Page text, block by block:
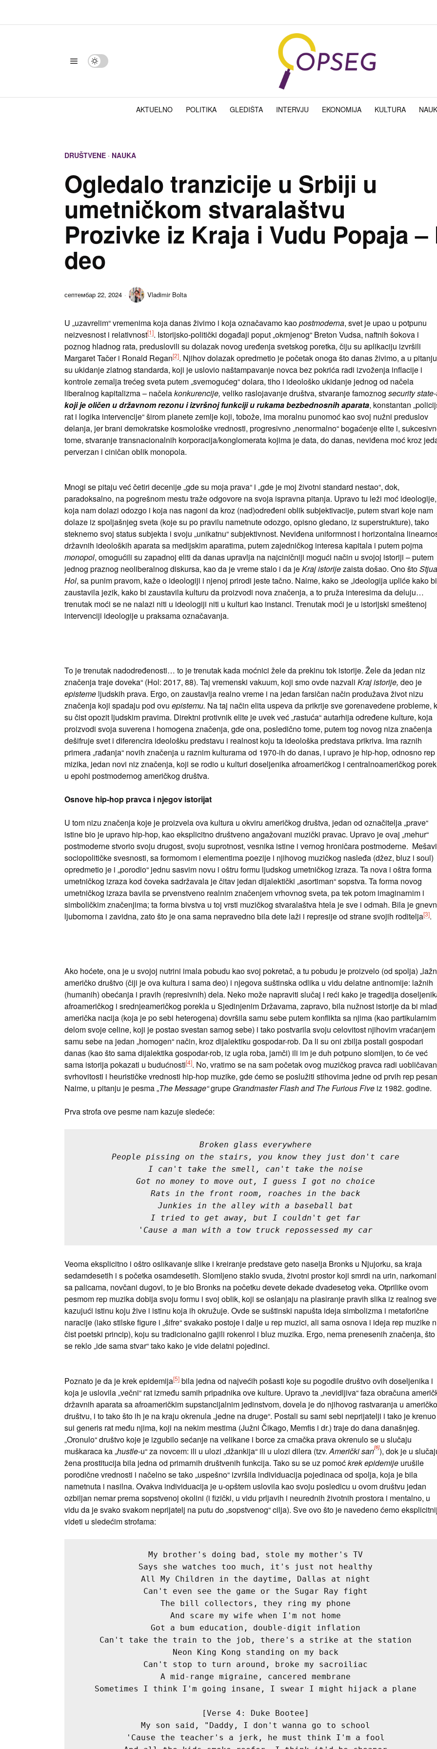
AKTUELNO POLITIKA GLEDIŠTA INTERVJU EKONOMIJA KULTURA
DRUŠTVENE · NAUKA
Ogledalo tranzicije u Srbiji u
umetničkom stvaralaštvu
Prozivke iz Kraja i Vudu Popaja –
deo
септембар 22, 2024 Vladimir Bolta
U „uzavrelim“ vremenima koja danas živimo i koja označavamo kaopostmoderna, svet je upao u potpunu
neizvesnost i relativnost[1]. Istorijsko-politički događaji poput „okrnjenog“ Breton Vudsa, naftnih šokova i
poznog hladnog rata, preduslovili su dolazak novog uređenja svetskog poretka, čiju su aplikaciju izvršili
Margaret Tačer i Ronald Regan[2]. Njihov dolazak opredmetio je početak onoga što danas živimo, a u pitanju
su ukidanje zlatnog standarda, koji je uslovio naštampavanje novca bez pokrića radi izvoženja inflacije i
kontrole zemalja trećeg sveta putem „svemogućeg“ dolara, tiho i ideološko ukidanje jednog od načela
liberalnog kapitalizma – načelakonkurencije, veliko raslojavanje društva, stvaranje famoznog security state-
koji je oličen u državnom rezonu i izvršnoj funkciji u rukama bezbednosnih aparata, konstantan
rat i logika intervencije“ širom planete zemlje koji, tobože, ima moralnu punomoć kao svoj nužni preduslov
delanja, jer brani demokratske kosmološke vrednosti, progresivno „nenormalno“ bogaćenje elite i,
tome, stvaranje transnacionalnih korporacija/konglomerata kojima je data, do danas, neviđena moć kroz
perverzan i ciničan oblik monopola.
Mnogi se pitaju već četiri decenije „gde su moja prava“ i „gde je moj životni standard nestao“, dok,
paradoksalno, na pogrešnom mestu traže odgovore na svoja ispravna pitanja. Upravo tu leži moć ideologije,
koja nam dolazi odozgo i koja nas nagoni da kroz (nad)određeni oblik subjektivacije, putem stvari koje nam
dolaze iz spoljašnjeg sveta (koje su po pravilu nametnute odozgo, opisno gledano, iz superstrukture), tako
steknemo svoj status subjekta i svoju „unikatnu“ subjektivnost. Neviđena uniformnost i horizontalna
državnih ideoloških aparata sa medijskim aparatima, putem zajedničkog interesa kapitala i putem pojma
monopol, omogućili su zapadnoj eliti da danas upravlja na najciničniji mogući način u svojoj istoriji – putem
jednog praznog neoliberalnog diskursa, kao da je vreme stalo i da jeKraj istorijezaista došao. Ono što
Hol, sa punim pravom, kaže o ideologiji i njenoj prirodi jeste tačno. Naime, kako se „ideologija upliće kako bi
zaustavila jezik, kako bi zaustavila kulturu da proizvodi nova značenja, a to pruža interesima da deluju…
trenutak moći se ne nalazi niti u ideologiji niti u kulturi kao instanci. Trenutak moći je u istorijski smeštenoj
intervenciji ideologije u praksama označavanja.
To je trenutak nadodređenosti… to je trenutak kada moćnici žele da prekinu tok istorije. Žele da jedan niz
značenja traje doveka“ (Hol: 2017, 88). Taj vremenski vakuum, koji smo ovde nazvali Kraj istorije, deo je
episteme ljudskih prava. Ergo, on zaustavlja realno vreme i na jedan farsičan način produžava život nizu
značenja koji spadaju pod ovu epistemu. Na taj način elita uspeva da prikrije sve gorenavedene probleme,
su čist opozit ljudskim pravima. Direktni protivnik elite je uvek već „rastuća“ autarhija određene kulture, koja
proizvodi svoja suverena i homogena značenja, gde ona, posledično tome, putem tog novog niza značenja
dešifruje svet i diferencira ideološku predstavu i realnost koju ta ideološka predstava prikriva. Ima raznih
primera „rađanja“ novih značenja u raznim kulturama od 1970-ih do danas, i upravo je hip-hop, odnosno rep
mizika, jedan novi niz značenja, koji se rodio u kulturi doseljenika afroameričkog i centralnoameričkog
u epohi postmodernog američkog društva.
Osnove hip-hop pravca i njegov istorijat
U tom nizu značenja koje je proizvela ova kultura u okviru američkog društva, jedan od označitelja „prave“
istine bio je upravo hip-hop, kao eksplicitno društveno angažovani muzički pravac. Upravo je ovaj „mehur“
postmoderne stvorio svoju drugost, svoju suprotnost, vesnika istine i vernog hroničara postmoderne.
sociopolitičke svesnosti, sa formomom i elementima poezije i njihovog muzičkog nasleđa (džez, bluz i soul)
opredmetio je i „porodio“ jednu sasvim novu i oštru formu ljudskog umetničkog izraza. Ta nova i oštra forma
umetničkog izraza kod čoveka sadržavala je čitav jedan dijalektički „asortiman“ sopstva. Ta forma novog
umetničkog izraza bavila se prvenstveno realnim značenjem vrhovnog sveta, pa tek potom imaginarnim i
simboličkim značenjima; ta forma bivstva u toj vrsti muzičkog stvaralaštva htela je sve i odmah. Bila je
ljubomorna i zavidna, zato što je ona sama nepravedno bila dete laži i represije od strane svojih roditelja[3].
Ako hoćete, ona je u svojoj nutrini imala pobudu kao svoj pokretač, a tu pobudu je proizvelo (od spolja)
američko društvo (čiji je ova kultura i sama deo) i njegova suštinska odlika u vidu delatne antinomije: lažnih
(humanih) obećanja i pravih (represivnih) dela. Neko može napraviti slučaj i reći kako je tragedija
afroameričkog i srednjeameričkog porekla u Sjedinjenim Državama, zapravo, bila nužnost istorije da bi
američka nacija (koja je po sebi heterogena) dovršila samu sebe putem konflikta sa njima (kao partikularnim
delom svoje celine, koji je postao svestan samog sebe) i tako postvarila svoju celovitost njihovim vraćanjem
samu sebe na jedan „homogen“ način, kroz dijalektiku gospodar-rob. Da li su oni zbilja postali gospodari
danas (kao što sama dijalektika gospodar-rob, iz ugla roba, jamči) ili im je duh potpuno slomljen, to će već
sama istorija pokazati u budućnosti[4]. No, vratimo se na sam početak ovog muzičkog pravca radi
svrhovitosti i heurističke vrednosti hip-hop muzike, gde ćemo se poslužiti stihovima jedne od prvih rep
Naime, u pitanju je pesma „The Message“grupe Grandmaster Flash and The Furious Five iz 1982. godine.
Prva strofa ove pesme nam kazuje sledeće:
Broken glass everywhere
People pissing on the stairs, you know they just don't care
I can't take the smell, can't take the noise
Got no money to move out, I guess I got no choice
Rats in the front room, roaches in the back
Junkies in the alley with a baseball bat
I tried to get away, but I couldn't get far
'Cause a man with a tow truck repossessed my car
Veoma eksplicitno i oštro oslikavanje slike i kreiranje predstave geto naselja Bronks u Njujorku, sa kraja
sedamdesetih i s početka osamdesetih. Slomljeno staklo svuda, životni prostor koji smrdi na urin, narkomani
sa palicama, novčani dugovi, to je bio Bronks na početku devete dekade dvadesetog veka. Otprilike ovom
pesmom rep muzika dobija svoju formu i svoj oblik, koji se oslanjaju na plasiranje pravih slika iz realnog
kazujući istinu koju žive i istinu koja ih okružuje. Ovde se suštinski napušta ideja simbolizma i metaforične
naracije (iako stilske figure i „šifre“ svakako postoje i dalje u rep muzici, ali sama osnova i ideja rep muzike
čist poetski princip), koju su tradicionalno gajili rokenrol i bluz muzika. Ergo, nema prenesenih značenja,
se reklo „ide sama stvar“ tako kako je vide delatni pojedinci.
Poznato je da je krek epidemija[5] bila jedna od najvećih pošasti koje su pogodile društvo ovih doseljenika i
koja je uslovila „večni“ rat između samih pripadnika ove kulture. Upravo ta „nevidljiva“ faza obračuna
državnih aparata sa afroameričkim supstancijalnim jedinstvom, dovela je do njihovog rastvaranja u
društvu, i to tako što ih je na kraju okrenula „jedne na druge“. Postali su sami sebi neprijatelji i tako je krenuo
sui generis rat među njima, koji na nekim mestima (Južni Čikago, Memfis i dr.) traje do dana današnjeg.
„Oronulo“ društvo koje je izgubilo sećanje na velikane i borce za crnačka prava okrenulo se u slučaju
muškaraca ka „hustle-u“ za novcem: ili u ulozi „džankija“ ili u ulozi dilera (tzv.Američki san[6]), dok je u
žena prostitucija bila jedna od primarnih društvenih funkcija. Tako su se uz pomoćkrek epidemije urušile
porodične vrednosti i načelno se tako „uspešno“ izvršila individuacija pojedinaca od spolja, koja je bila
nametnuta i nasilna. Ovakva individuacija je u-opštem uslovila kao svoju posledicu u ovom društvu jedan
ozbiljan nemar prema sopstvenoj okolini (i fizički, u vidu prljavih i neurednih životnih prostora i mentalno, u
vidu da je svako svakom neprijatelj na putu do „sopstvenog“ cilja). Sve ovo što je navedeno ćemo
videti u sledećim strofama:
My brother's doing bad, stole my mother's TV
Says she watches too much, it's just not healthy
All My Children in the daytime, Dallas at night
Can't even see the game or the Sugar Ray fight
The bill collectors, they ring my phone
And scare my wife when I'm not home
Got a bum education, double-digit inflation
Can't take the train to the job, there's a strike at the station
Neon King Kong standing on my back
Can't stop to turn around, broke my sacroiliac
A mid-range migraine, cancered membrane
Sometimes I think I'm going insane, I swear I might hijack a plane
[Verse 4: Duke Bootee]
My son said, "Daddy, I don't wanna go to school
'Cause the teacher's a jerk, he must think I'm a fool